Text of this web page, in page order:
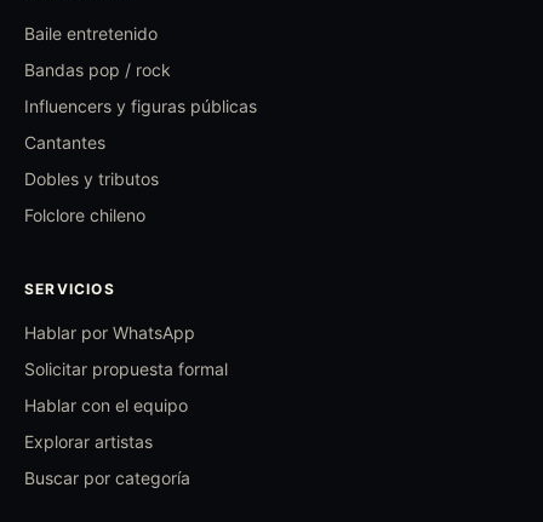
Baile entretenido
Bandas pop / rock
Influencers y figuras públicas
Cantantes
Dobles y tributos
Folclore chileno
SERVICIOS
Hablar por WhatsApp
Solicitar propuesta formal
Hablar con el equipo
Explorar artistas
Buscar por categoría